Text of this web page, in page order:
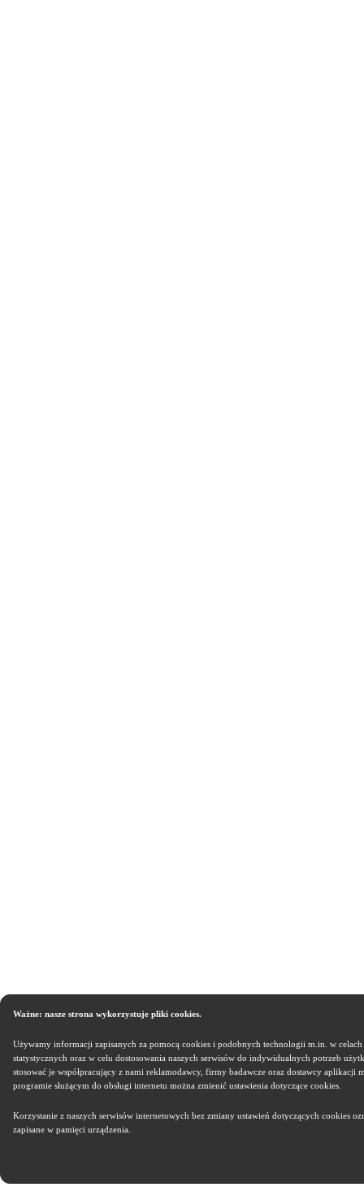
Ważne: nasze strona wykorzystuje pliki cookies.
Używamy informacji zapisanych za pomocą cookies i podobnych technologii m.in. w
statystycznych oraz w celu dostosowania naszych serwisów do indywidualnych potrzeb
stosować je współpracujący z nami reklamodawcy, firmy badawcze oraz dostawcy aplikacji
programie służącym do obsługi internetu można zmienić ustawienia dotyczące cookies.
Korzystanie z naszych serwisów internetowych bez zmiany ustawień dotyczących cookies
zapisane w pamięci urządzenia.